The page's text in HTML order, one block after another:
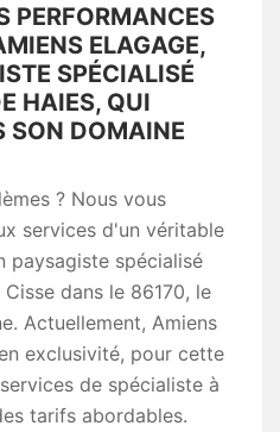
PERFORMANCES
ELAGAGE,
SPÉCIALISÉ
HAIES, QUI
SON DOMAINE
? Nous vous
services d'un véritable
paysagiste spécialisé
dans le 86170, le
Actuellement, Amiens
exclusivité, pour cette
de spécialiste à
tarifs abordables.